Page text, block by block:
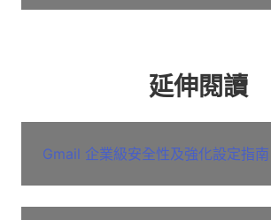
延伸閱讀
Gmail 企業級安全性及強化設定指南